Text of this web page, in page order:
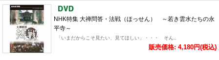
NHK特集 大禅問答・法戦（ほっせん） ～若き雲水たちの永
平寺～
「いまだからこそ見たい、見てほしい」・・・ そん..
販売価格: 4,180円(税込)